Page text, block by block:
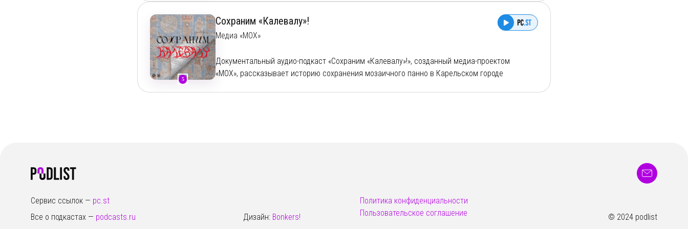
5
Сохраним «Калевалу»!
Медиа «МОХ»
Документальный аудио-подкаст «Сохраним «Калевалу»!», созданный медиа-проектом
«МОХ», рассказывает историю сохранения мозаичного панно в Карельском городе
Сохраним «Калевалу» вместе! Приятного прослушивания!
Сервис ссылок — pc.st
Все о подкастах — podcasts.ru Дизайн: Bonkers!
Политика конфиденциальности
Пользовательское соглашение
© 2024 podlist